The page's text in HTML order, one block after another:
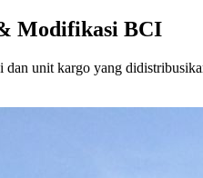
Modifikasi BCI
dan unit kargo yang